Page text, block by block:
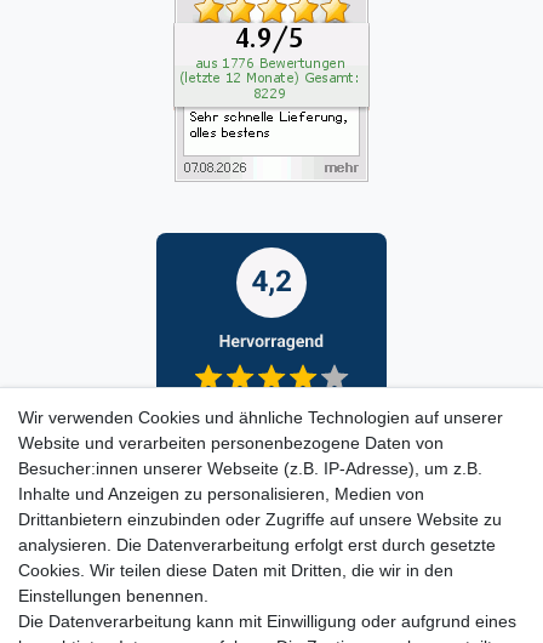
Wir verwenden Cookies und ähnliche Technologien auf unserer
Website und verarbeiten personenbezogene Daten von
Besucher:innen unserer Webseite (z.B. IP-Adresse), um z.B.
Inhalte und Anzeigen zu personalisieren, Medien von
Drittanbietern einzubinden oder Zugriffe auf unsere Website zu
analysieren. Die Datenverarbeitung erfolgt erst durch gesetzte
Cookies. Wir teilen diese Daten mit Dritten, die wir in den
Einstellungen benennen.
Die Datenverarbeitung kann mit Einwilligung oder aufgrund eines